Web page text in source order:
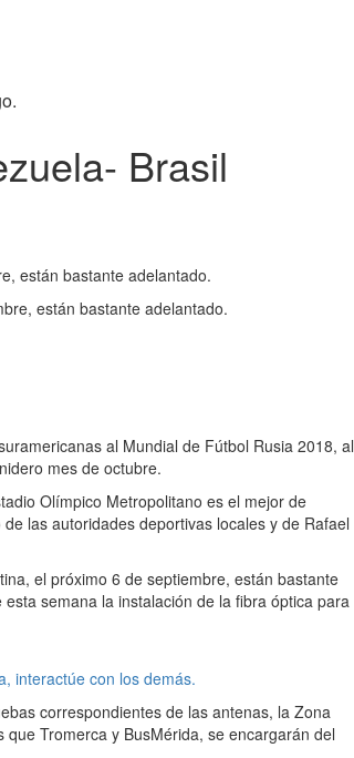
Brasil
están bastante adelantado.
están bastante adelantado.
al Mundial de Fútbol Rusia 2018, al
mes de octubre.
Olímpico Metropolitano es el mejor de
las autoridades deportivas locales y de Rafael
el próximo 6 de septiembre, están bastante
semana la instalación de la fibra óptica para
interactúe con los demás.
correspondientes de las antenas, la Zona
Tromerca y BusMérida, se encargarán del